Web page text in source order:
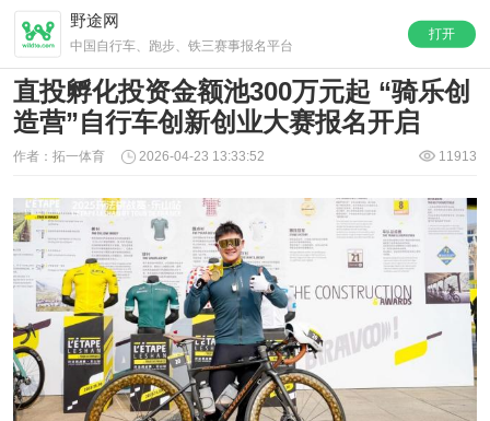
打开
野途网
中国自行车、跑步、铁三赛事报名平台
直投孵化投资金额池300万元起 “骑乐创
造营”自行车创新创业大赛报名开启
作者：拓一体育 2026-04-23 13:33:52 11913